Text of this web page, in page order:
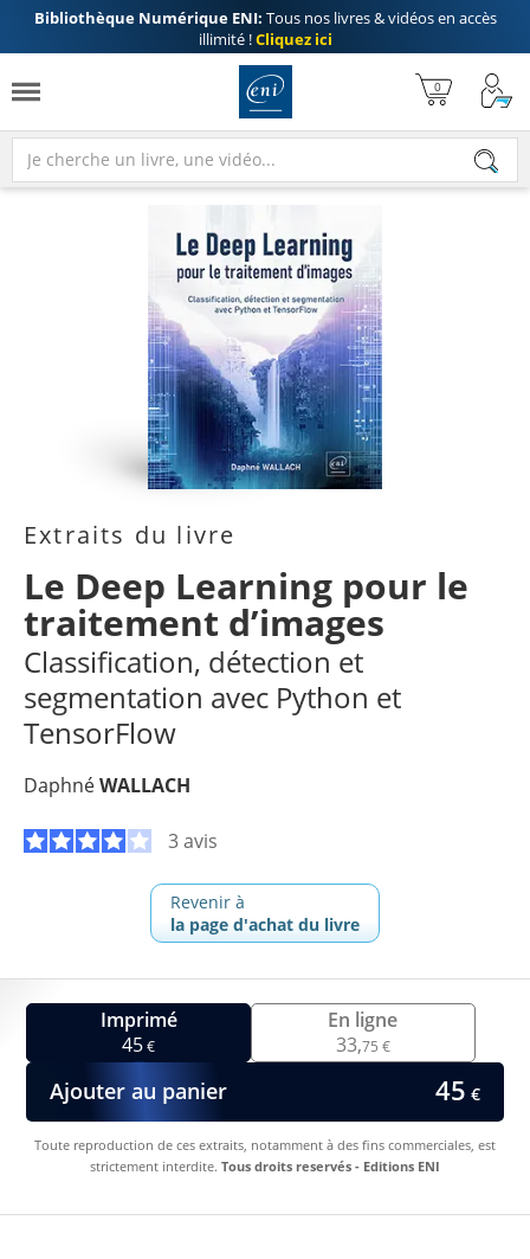
Bibliothèque Numérique ENI: Tous nos livres & vidéos en accès
illimité !Cliquez ici
Extraits du livre
Le Deep Learning pour le
traitement d’images
Classification, détection et
segmentation avec Python et
TensorFlow
DaphnéWALLACH
3 avis
Revenir à
la page d'achat du livre
Imprimé
45€
En ligne
33,75 €
Ajouter au panier 45 €
Toute reproduction de ces extraits, notamment à des fins commerciales, est
strictement interdite. Tous droits reservés - Editions ENI